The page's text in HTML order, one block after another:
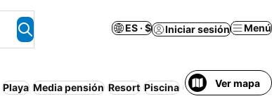
ES · $ Iniciar sesión Menú
Playa Media pensión Resort Piscina DesayunoVer mapa